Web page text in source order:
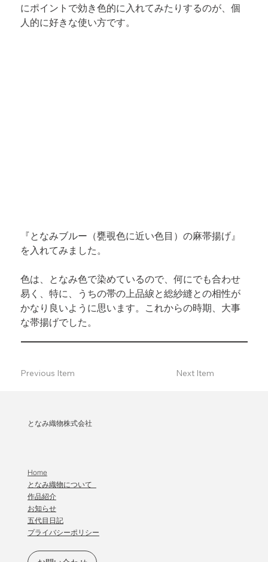
にポイントで効き色的に入れてみたりするのが、個
人的に好きな使い方です。
『となみブルー（甕覗色に近い色目）の麻帯揚げ 』
を入れてみました。
色は、となみ色で染めているので、何にでも合わせ
易く、特に、うちの帯の上品綟と総紗縫との相性が
かなり良いように思います。これからの時期、大事
な帯揚げでした。
Next Item
Previous Item
となみ織物株式会社
Home
となみ織物について
作品紹介
​お知らせ
五代目日記
プライバシーポリシー